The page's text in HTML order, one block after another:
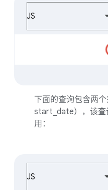
JS
下面的查询包含两
start_date），该查
用：
JS